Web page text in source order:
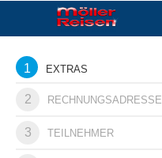
1 EXTRAS
2 RECHNUNGSADRESSE
3 TEILNEHMER